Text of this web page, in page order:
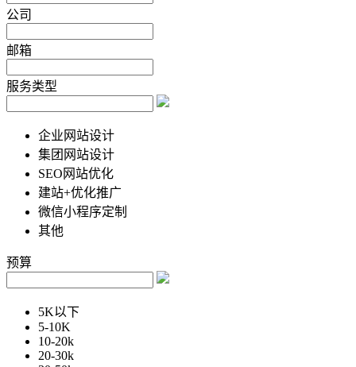
公司
邮箱
服务类型
企业网站设计
集团网站设计
SEO网站优化
建站+优化推广
微信小程序定制
其他
预算
5K以下
5-10K
10-20k
20-30k